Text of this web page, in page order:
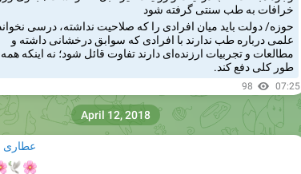
خرافات به طب سنتی گرفته شود
حوزه/ دولت باید میان افرادی را که صلاحیت نداشته، درسی
علمی درباره طب ندارند با افرادی که سوابق درخشانی داشته و
مطالعات و تجربیات ارزنده‌ای دارند تفاوت قائل شود؛ نه اینکه همه
طور کلی دفع کند.
98 07:25
April 12, 2018